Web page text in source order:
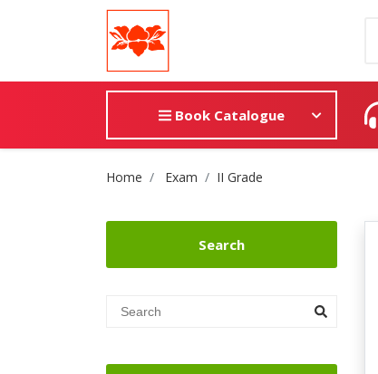
Book Catalogue
Site Breadcrumb
Home Exam II Grade
Search